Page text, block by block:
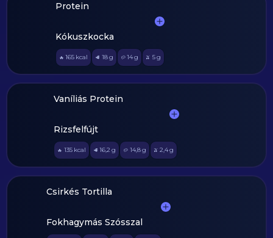
Protein
Kókuszkocka
🔥 165 kcal 🥩 18g 🥔 14g 🫒 5g
Vaníliás Protein
Rizsfelfújt
🔥 135 kcal 🥩 16,2 g 🥔 14,8g 🫒 2,4g
Csirkés Tortilla
Fokhagymás Szósszal